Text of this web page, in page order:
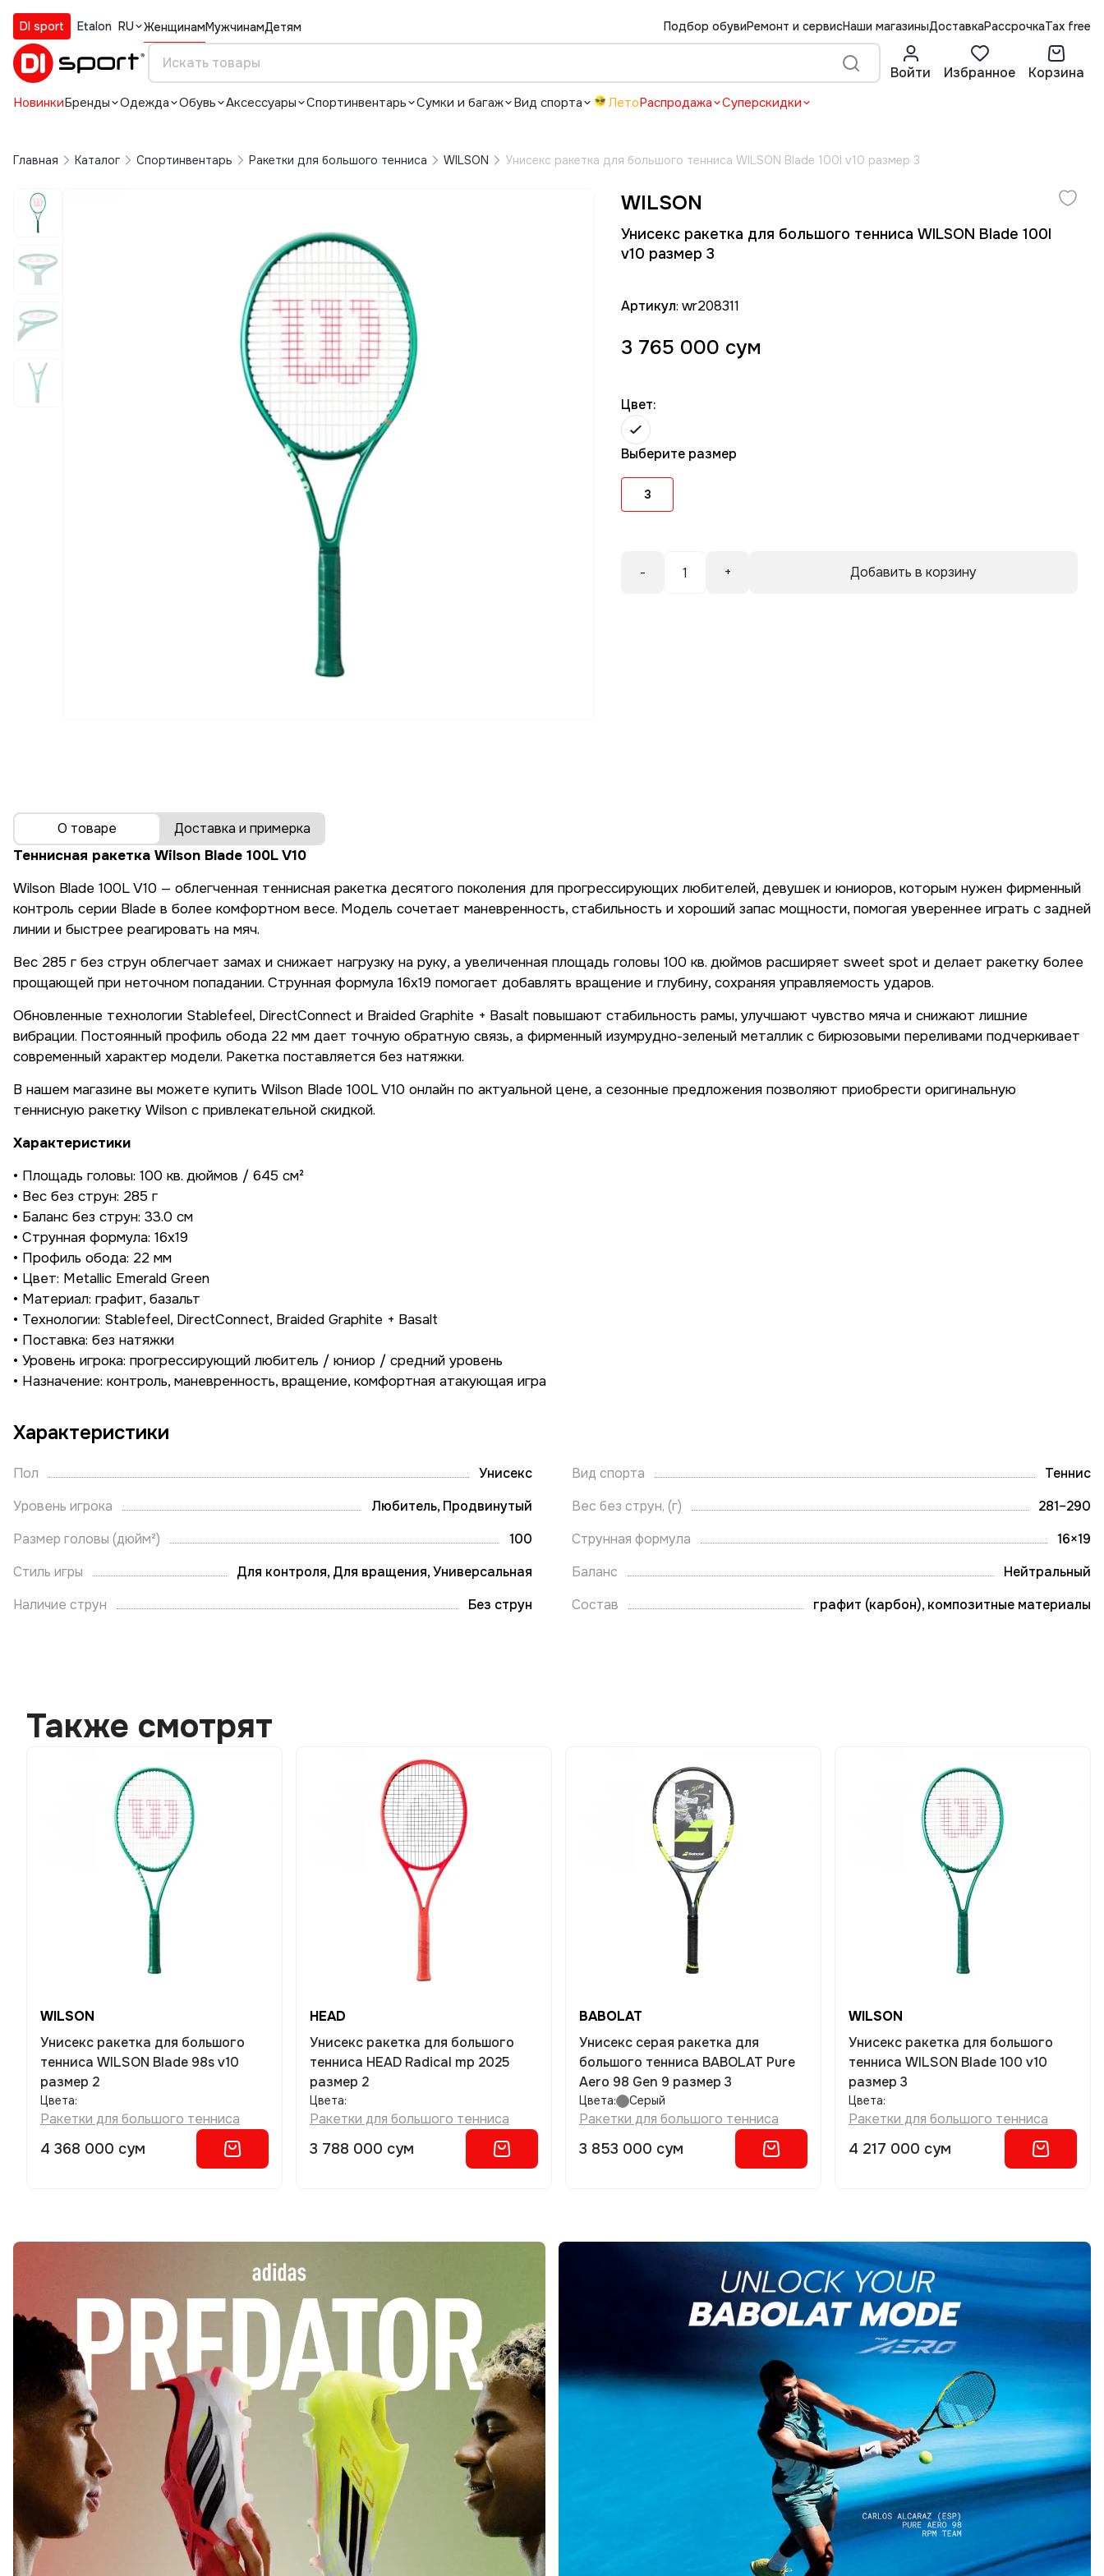
DI sport Etalon RU ЖенщинамМужчинамДетям Подбор обувиРемонт и сервисНаши магазиныДоставкаРассрочкаTax free
Войти Избранное Корзина
НовинкиБренды Одежда Обувь Аксессуары Спортинвентарь Сумки и багаж Вид спорта ЛетоРаспродажа Суперскидки
Главная Каталог Спортинвентарь Ракетки для большого тенниса WILSON Унисекс ракетка для большого тенниса WILSON Blade 100l v10 размер 3
WILSON
Унисекс ракетка для большого тенниса WILSON Blade 100l
v10 размер 3
Артикул: wr208311
3 765 000 сум
Цвет:
Выберите размер
3
- + Добавить в корзину
О товаре
Доставка и примерка
Теннисная ракетка Wilson Blade 100L V10
Wilson Blade 100L V10 — облегченная теннисная ракетка десятого поколения для прогрессирующих любителей, девушек и юниоров, которым нужен фирменный
контроль серии Blade в более комфортном весе. Модель сочетает маневренность, стабильность и хороший запас мощности, помогая увереннее играть с задней
линии и быстрее реагировать на мяч.
Вес 285 г без струн облегчает замах и снижает нагрузку на руку, а увеличенная площадь головы 100 кв. дюймов расширяет sweet spot и делает ракетку более
прощающей при неточном попадании. Струнная формула 16x19 помогает добавлять вращение и глубину, сохраняя управляемость ударов.
Обновленные технологии Stablefeel, DirectConnect и Braided Graphite + Basalt повышают стабильность рамы, улучшают чувство мяча и снижают лишние
вибрации. Постоянный профиль обода 22 мм дает точную обратную связь, а фирменный изумрудно-зеленый металлик с бирюзовыми переливами подчеркивает
современный характер модели. Ракетка поставляется без натяжки.
В нашем магазине вы можете купить Wilson Blade 100L V10 онлайн по актуальной цене, а сезонные предложения позволяют приобрести оригинальную
теннисную ракетку Wilson с привлекательной скидкой.
Характеристики
• Площадь головы: 100 кв. дюймов / 645 см²
• Вес без струн: 285 г
• Баланс без струн: 33.0 см
• Струнная формула: 16x19
• Профиль обода: 22 мм
• Цвет: Metallic Emerald Green
• Материал: графит, базальт
• Технологии: Stablefeel, DirectConnect, Braided Graphite + Basalt
• Поставка: без натяжки
• Уровень игрока: прогрессирующий любитель / юниор / средний уровень
• Назначение: контроль, маневренность, вращение, комфортная атакующая игра
Характеристики
Пол Унисекс Вид спорта
Теннис
Уровень игрока
Любитель, Продвинутый Вес без струн, (г)
281–290
Размер головы (дюйм²)
100 Струнная формула
16×19
Стиль игры
Для контроля, Для вращения, Универсальная Баланс
Нейтральный
Наличие струн
Без струн Состав графит (карбон), композитные материалы
Также смотрят
WILSON
Унисекс ракетка для большого
тенниса WILSON Blade 98s v10
размер 2
Цвета:
Ракетки для большого тенниса
4 368 000 сум
HEAD
Унисекс ракетка для большого
тенниса HEAD Radical mp 2025
размер 2
Цвета:
Ракетки для большого тенниса
3 788 000 сум
BABOLAT
Унисекс серая ракетка для
большого тенниса BABOLAT Pure
Aero 98 Gen 9 размер 3
Цвета: Серый
Ракетки для большого тенниса
3 853 000 сум
WILSON
Унисекс ракетка для большого
тенниса WILSON Blade 100 v10
размер 3
Цвета:
Ракетки для большого тенниса
4 217 000 сум